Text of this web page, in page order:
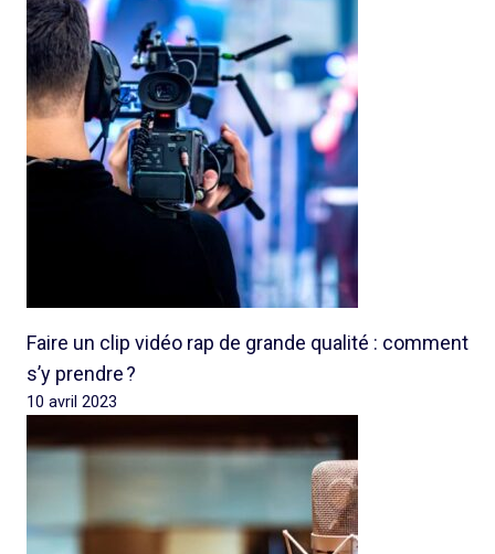
Faire un clip vidéo rap de grande qualité : comment
s’y prendre ?
10 avril 2023